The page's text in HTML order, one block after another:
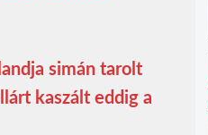
simán tarolt
kaszált eddig a